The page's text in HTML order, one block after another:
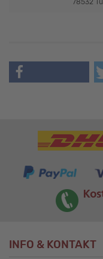
78532
INFO & KONTAKT